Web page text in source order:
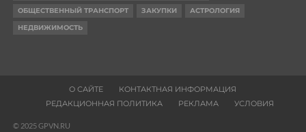
ОБЩЕСТВЕННЫЙ ТРАНСПОРТ
ЗАКУПКИ
АСТРОЛОГИЯ
НЕДВИЖИМОСТЬ
О САЙТЕ
КОНТАКТНАЯ ИНФОРМАЦИЯ
РЕДАКЦИОННАЯ ПОЛИТИКА
РЕКЛАМА УСЛОВИЯ
© 2025 GPVN.RU